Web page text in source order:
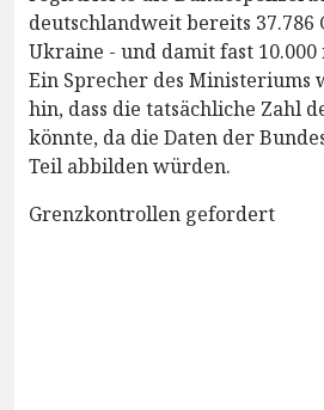
deutschlandweit bereits 37.786
Ukraine - und damit fast 10.000
Ein Sprecher des Ministeriums
hin, dass die tatsächliche Zahl
könnte, da die Daten der
Teil abbilden würden.
Grenzkontrollen gefordert